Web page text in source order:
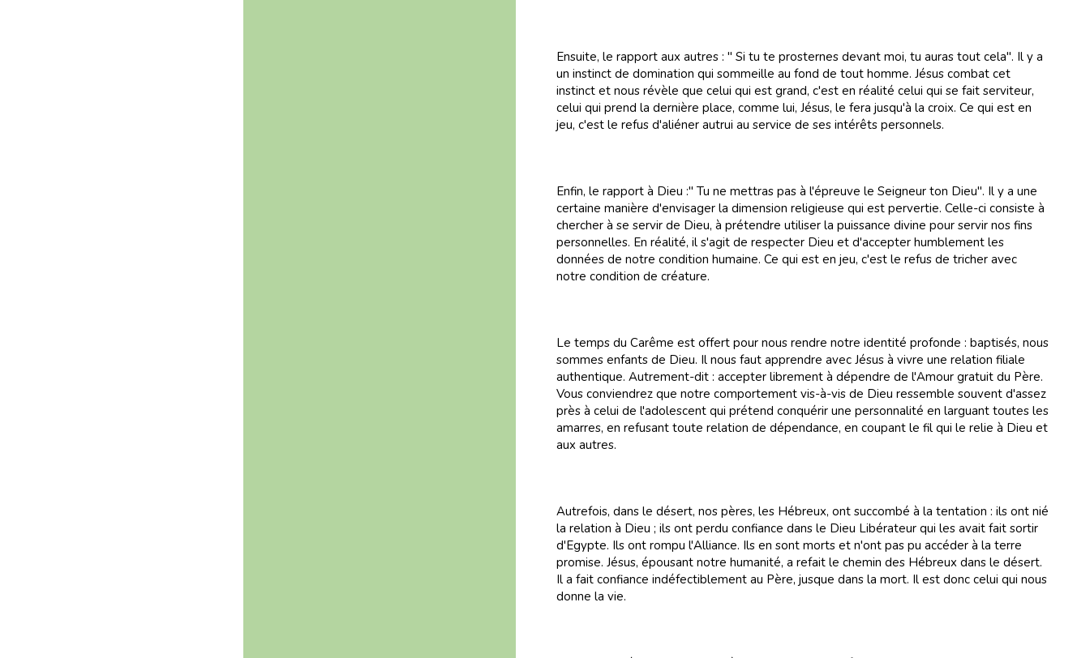
Ensuite, le rapport aux autres : " Si tu te prosternes devant moi, tu auras tout cela". Il y a
un instinct de domination qui sommeille au fond de tout homme. Jésus combat cet
instinct et nous révèle que celui qui est grand, c'est en réalité celui qui se fait serviteur,
celui qui prend la dernière place, comme lui, Jésus, le fera jusqu'à la croix. Ce qui est en
jeu, c'est le refus d'aliéner autrui au service de ses intérêts personnels.
Enfin, le rapport à Dieu :" Tu ne mettras pas à l'épreuve le Seigneur ton Dieu". Il y a une
certaine manière d'envisager la dimension religieuse qui est pervertie. Celle-ci consiste à
chercher à se servir de Dieu, à prétendre utiliser la puissance divine pour servir nos fins
personnelles. En réalité, il s'agit de respecter Dieu et d'accepter humblement les
données de notre condition humaine. Ce qui est en jeu, c'est le refus de tricher avec
notre condition de créature.
Le temps du Carême est offert pour nous rendre notre identité profonde : baptisés, nous
sommes enfants de Dieu. Il nous faut apprendre avec Jésus à vivre une relation filiale
authentique. Autrement-dit : accepter librement à dépendre de l'Amour gratuit du Père.
Vous conviendrez que notre comportement vis-à-vis de Dieu ressemble souvent d'assez
près à celui de l'adolescent qui prétend conquérir une personnalité en larguant toutes les
amarres, en refusant toute relation de dépendance, en coupant le fil qui le relie à Dieu et
aux autres.
Autrefois, dans le désert, nos pères, les Hébreux, ont succombé à la tentation : ils ont nié
la relation à Dieu ; ils ont perdu confiance dans le Dieu Libérateur qui les avait fait sortir
d'Egypte. Ils ont rompu l'Alliance. Ils en sont morts et n'ont pas pu accéder à la terre
promise. Jésus, épousant notre humanité, a refait le chemin des Hébreux dans le désert.
Il a fait confiance indéfectiblement au Père, jusque dans la mort. Il est donc celui qui nous
donne la vie.